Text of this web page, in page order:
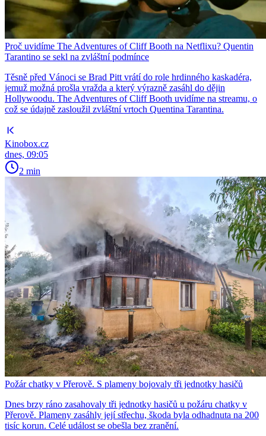
Proč uvidíme The Adventures of Cliff Booth na Netflixu? Quentin
Tarantino se sekl na zvláštní podmínce
Těsně před Vánoci se Brad Pitt vrátí do role hrdinného kaskadéra,
jemuž možná prošla vražda a který výrazně zasáhl do dějin
Hollywoodu. The Adventures of Cliff Booth uvidíme na streamu, o
což se údajně zasloužil zvláštní vrtoch Quentina Tarantina.
Kinobox.cz
dnes, 09:05
2 min
Požár chatky v Přerově. S plameny bojovaly tři jednotky hasičů
Dnes brzy ráno zasahovaly tři jednotky hasičů u požáru chatky v
Přerově. Plameny zasáhly její střechu, škoda byla odhadnuta na 200
tisíc korun. Celé událost se obešla bez zranění.